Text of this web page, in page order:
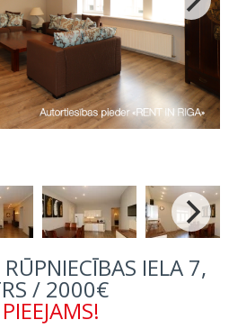
IELA 7,
/ 2000€